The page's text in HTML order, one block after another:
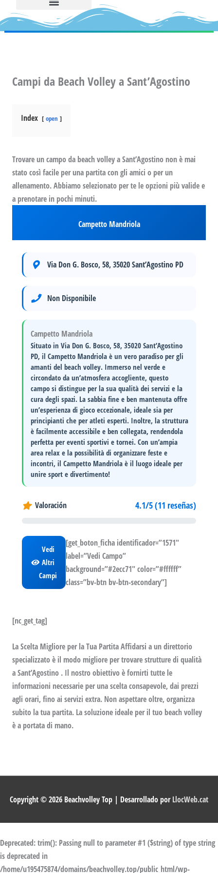
Campi da Beach Volley a Sant’Agostino
Index open
Trovare un campo da beach volley a Sant’Agostino non è mai
stato così facile per una partita con gli amici o per un
allenamento. Abbiamo selezionato per te le opzioni più valide e
a prenotare in pochi minuti.
Campetto Mandriola
Via Don G. Bosco, 58, 35020 Sant’Agostino PD
Non Disponibile
Campetto Mandriola
Situato inVia Don G. Bosco, 58, 35020 Sant’Agostino
PD, ilCampetto Mandriola è un vero paradiso per gli
amanti del beach volley. Immerso nel verde e
circondato da un’atmosfera accogliente, questo
campo si distingue per la suaqualità dei servizi e la
cura degli spazi. La sabbia fine e ben mantenuta offre
un’esperienza di gioco eccezionale, ideale sia per
principianti che per atleti esperti. Inoltre, la struttura
è facilmente accessibile e ben collegata, rendendola
perfetta per eventi sportivi e tornei. Con un’ampia
area relax e la possibilità di organizzare feste e
incontri, il Campetto Mandriola è il luogo ideale per
unire sport e divertimento!
Valoración 4.1/5 (11 reseñas)
Vedi
Altri
Campi
[get_boton_ficha identificador=”1571″
label=”Vedi Campo”
background=”#2ecc71″ color=”#ffffff”
class=”bv-btn bv-btn-secondary”]
[nc_get_tag]
La Scelta Migliore per la Tua Partita Affidarsi a un direttorio
specializzato è il modo migliore per trovare strutture di qualità
a Sant’Agostino . Il nostro obiettivo è fornirti tutte le
informazioni necessarie per una scelta consapevole, dai prezzi
agli orari, fino ai servizi extra. Non aspettare oltre, organizza
subito la tua partita. La soluzione ideale per il tuo beach volley
è a portata di mano.
Copyright © 2026 Beachvolley Top | Desarrollado porLlocWeb.cat
Deprecated: trim(): Passing null to parameter #1 ($string) of type string
is deprecated in
/home/u195475874/domains/beachvolley.top/public_html/wp-